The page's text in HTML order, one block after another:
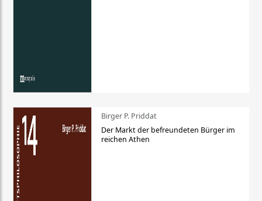
Birger P. Priddat
Der Markt der befreundeten Bürger im
reichen Athen